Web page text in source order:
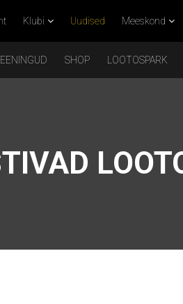
Klubi Uudised Meeskond
SHOP LOOTOSPARK